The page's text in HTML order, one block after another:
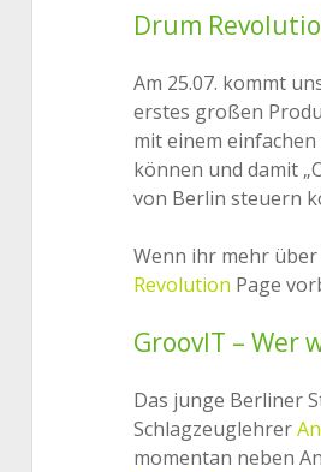
Drum
Am 25.07. kommt
erstes großen
mit einem
können und damit
von Berlin steuern
Wenn ihr mehr
Revolution Page
GroovIT – Wer
Das junge Berliner
Schlagzeuglehrer
momentan neben